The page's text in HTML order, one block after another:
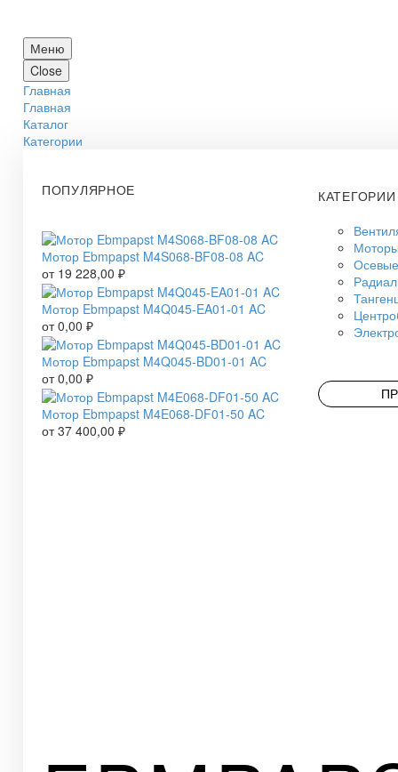
Меню
Close
Главная
Главная
Каталог
Категории
ПОПУЛЯРНОЕ
Мотор Ebmpapst M4S068-BF08-08 AC
от 19 228,00 ₽
Мотор Ebmpapst M4Q045-EA01-01 AC
от0,00 ₽
Мотор Ebmpapst M4Q045-BD01-01 AC
от0,00 ₽
Мотор Ebmpapst M4E068-DF01-50 AC
от37 400,00 ₽
КАТЕГОРИИ